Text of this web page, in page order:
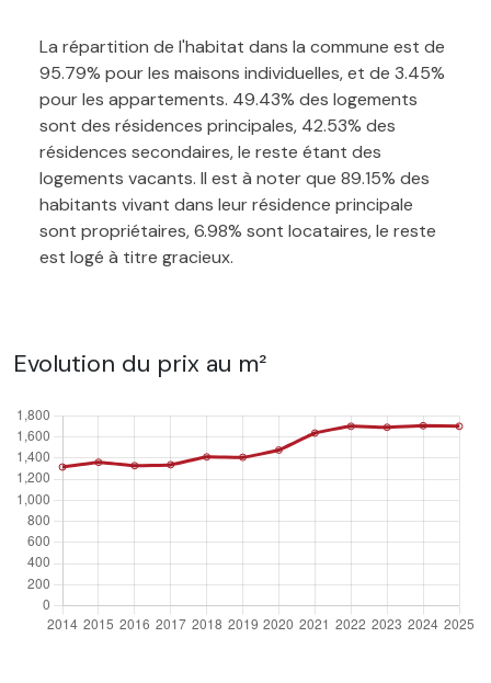
La répartition de l'habitat dans la commune est de
95.79% pour les maisons individuelles, et de 3.45%
pour les appartements. 49.43% des logements
sont des résidences principales, 42.53% des
résidences secondaires, le reste étant des
logements vacants. Il est à noter que 89.15% des
habitants vivant dans leur résidence principale
sont propriétaires, 6.98% sont locataires, le reste
est logé à titre gracieux.
Evolution du prix au m²